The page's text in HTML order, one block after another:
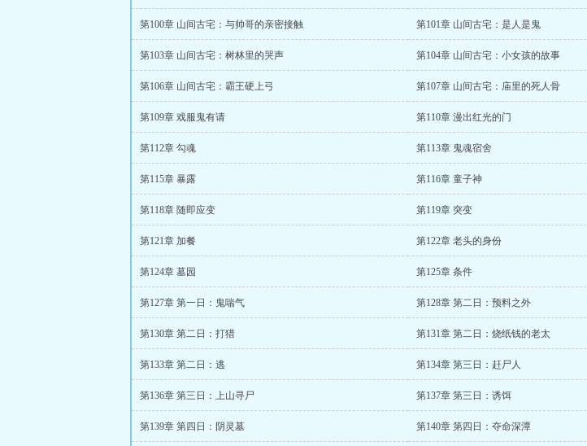
第100章 山间古宅：与帅哥的亲密接触 第101章 山间古宅：是人是鬼
第103章 山间古宅：树林里的哭声 第104章 山间古宅：小女孩的故事
第106章 山间古宅：霸王硬上弓 第107章 山间古宅：庙里的死人骨
第109章 戏服鬼有请 第110章 漫出红光的门
第112章 勾魂 第113章 鬼魂宿舍
第115章 暴露 第116章 童子神
第118章 随即应变 第119章 突变
第121章 加餐 第122章 老头的身份
第124章 墓园 第125章 条件
第127章 第一日：鬼喘气 第128章 第二日：预料之外
第130章 第二日：打猎 第131章 第二日：烧纸钱的老太
第133章 第二日：逃 第134章 第三日：赶尸人
第136章 第三日：上山寻尸 第137章 第三日：诱饵
第139章 第四日：阴灵墓 第140章 第四日：夺命深潭